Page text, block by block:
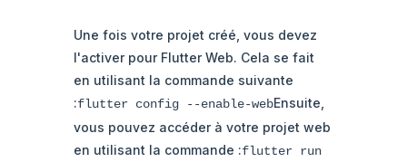
Une fois votre projet créé, vous devez
l'activer pour Flutter Web. Cela se fait
en utilisant la commande suivante
:flutter config --enable-webEnsuite,
vous pouvez accéder à votre projet web
en utilisant la commande :flutter run